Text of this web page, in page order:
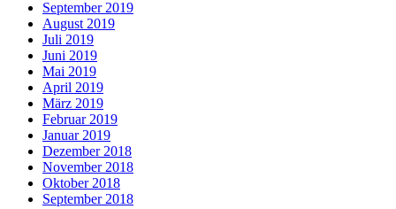
September 2019
August 2019
Juli 2019
Juni 2019
Mai 2019
April 2019
März 2019
Februar 2019
Januar 2019
Dezember 2018
November 2018
Oktober 2018
September 2018